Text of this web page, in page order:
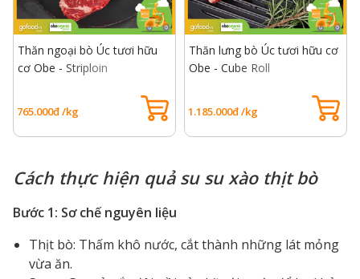
Thăn ngoại bò Úc tươi hữu
cơ Obe - Striploin
765.000đ /kg
Thăn lưng bò Úc tươi hữu cơ
Obe - Cube Roll
1.185.000đ /kg
Cách thực hiện quả su su xào thịt bò
Bước 1: Sơ chế nguyên liệu
Thịt bò: Thấm khô nước, cắt thành những lát mỏng
vừa ăn.